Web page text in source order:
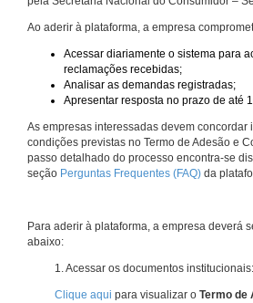
Ao aderir à plataforma, a empresa
Acessar diariamente o sistema para
reclamações recebidas;
Analisar as demandas registradas;
Apresentar resposta no prazo de até
As empresas interessadas devem concordar
condições previstas no Termo de Adesão e
passo detalhado do processo encontra-se
seção Perguntas Frequentes (FAQ) da
Para aderir à plataforma, a empresa deverá
abaixo:
1. Acessar os documentos institucionais:
Clique aqui para visualizar o Termo de